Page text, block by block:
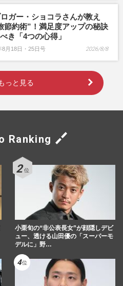
ガー・ショコラさんが教え
節約術”！満足度アップの秘訣
き「4つの心得」
8月18日・25日号 2026/8/8
っと見る
Ranking
小栗旬の“非公表長女”が顔隠しデビ
ュー、透ける山田優の「スーパーモ
デルに」野…